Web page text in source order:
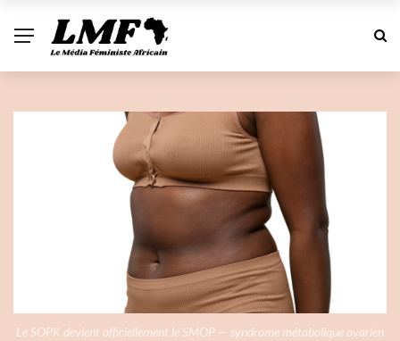
Le SOPK devient officiellement le SMOP — syndrome métabolique ovarien